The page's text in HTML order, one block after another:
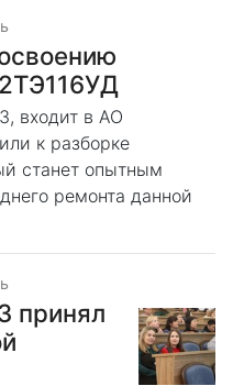
входит в АО
к разборке
станет опытным
ремонта данной
принял